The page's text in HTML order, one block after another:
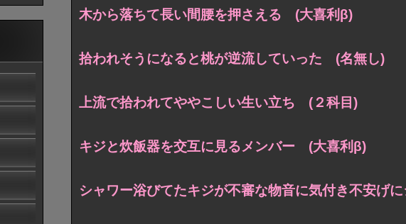
木から落ちて長い間腰を押さえる (大喜利β)
拾われそうになると桃が逆流していった (名無し)
上流で拾われてややこしい生い立ち (２科目)
キジと炊飯器を交互に見るメンバー (大喜利β)
シャワー浴びてたキジが不審な物音に気付き不安げ